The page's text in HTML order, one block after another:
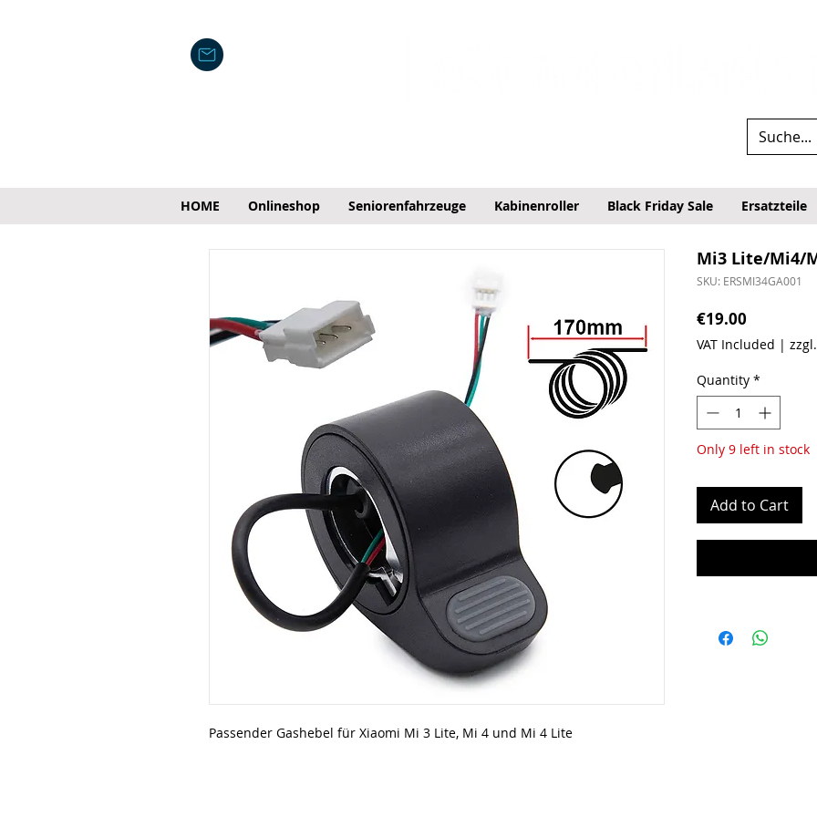
HOME Onlineshop Seniorenfahrzeuge Kabinenroller Black Friday Sale Ersatzteile
Passender Gashebel für Xiaomi Mi 3 Lite, Mi 4 und Mi 4 Lite
Mi3 Lite/Mi4/
SKU: ERSMI34GA001
€19.00Price
VAT Included |
Quantity *
Only 9 left in stock
Add to Cart